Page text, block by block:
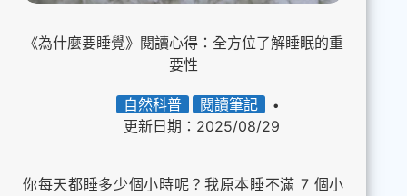
《為什麼要睡覺》閱讀心得：全方位了解睡眠的重
要性
自然科普
閱讀筆記
更新日期：2025/08/29
你每天都睡多少個小時呢？我原本睡不滿 7 個小